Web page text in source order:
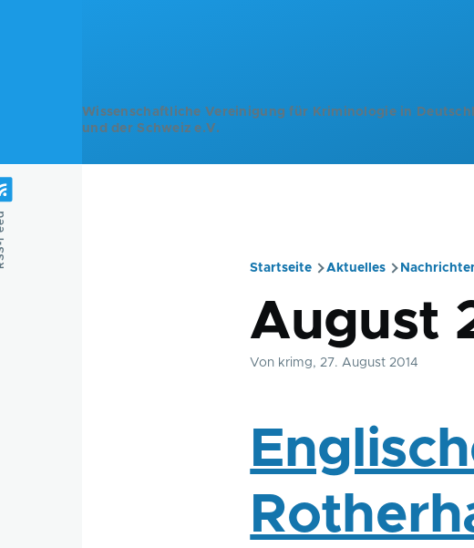
Wissenschaftliche Vereinigung für Kriminologie in
und der Schweiz e.V.
Startseite Aktuelles
August
Von krimg, 27. August 2014